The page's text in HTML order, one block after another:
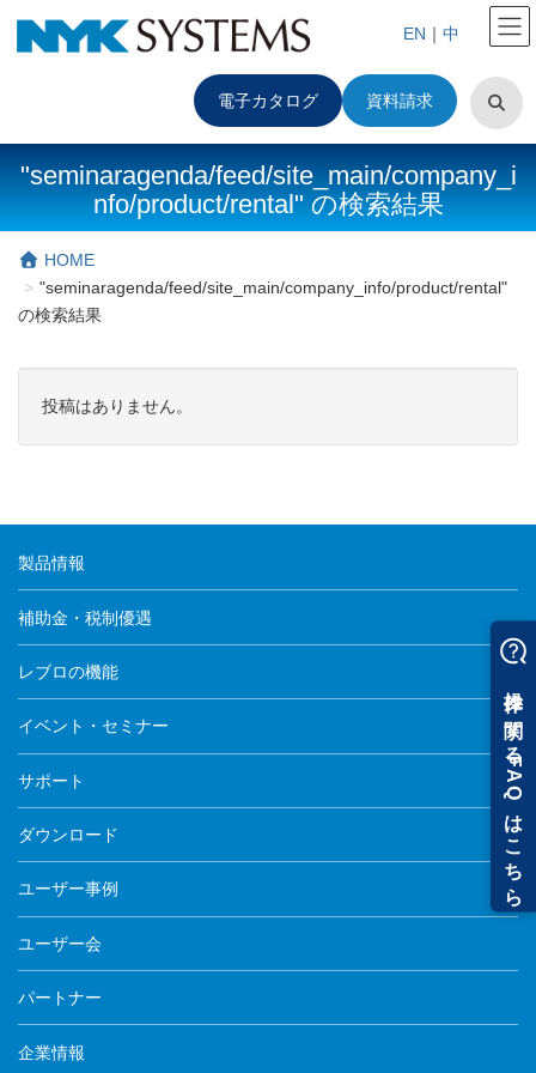
EN ｜ 中
電子カタログ 資料請求
"seminaragenda/feed/site_main/company_i
nfo/product/rental" の検索結果
HOME
"seminaragenda/feed/site_main/company_info/product/rental"
の検索結果
投稿はありません。
製品情報
補助金・税制優遇
レブロの機能
イベント・セミナー
サポート
ダウンロード
ユーザー事例
ユーザー会
パートナー
企業情報